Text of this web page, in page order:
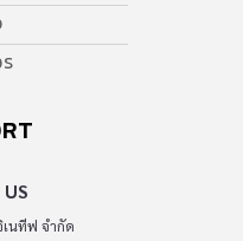
เนทีฟ จำกัด